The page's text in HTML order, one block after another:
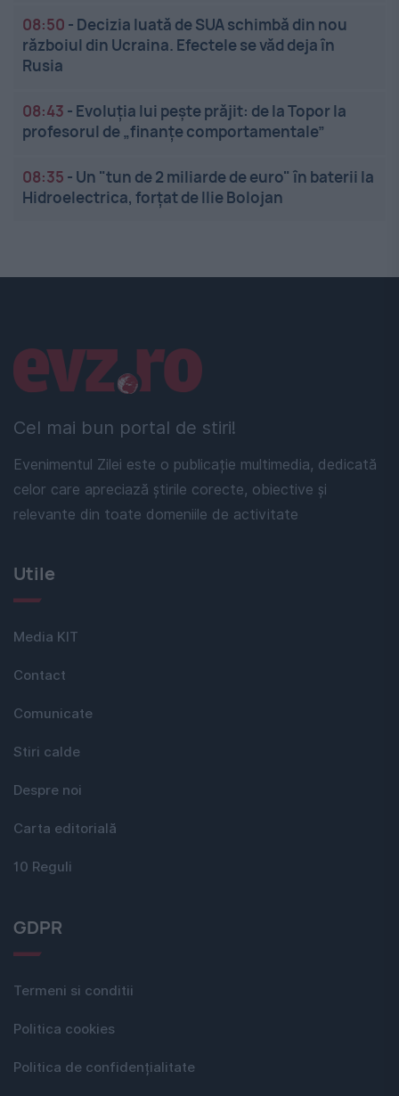
08:50 - Decizia luată de SUA schimbă din nou
războiul din Ucraina. Efectele se văd deja în
Rusia
08:43 - Evoluția lui pește prăjit: de la Topor la
profesorul de „finanțe comportamentale”
08:35 - Un "tun de 2 miliarde de euro" în baterii la
Hidroelectrica, forțat de Ilie Bolojan
Cel mai bun portal de stiri!
Evenimentul Zilei este o publicație multimedia, dedicată
celor care apreciază știrile corecte, obiective și
relevante din toate domeniile de activitate
Linkuri utile
Utile
Media KIT
Contact
Comunicate
Stiri calde
Despre noi
Carta editorială
10 Reguli
GDPR
Termeni si conditii
Politica cookies
Politica de confidențialitate